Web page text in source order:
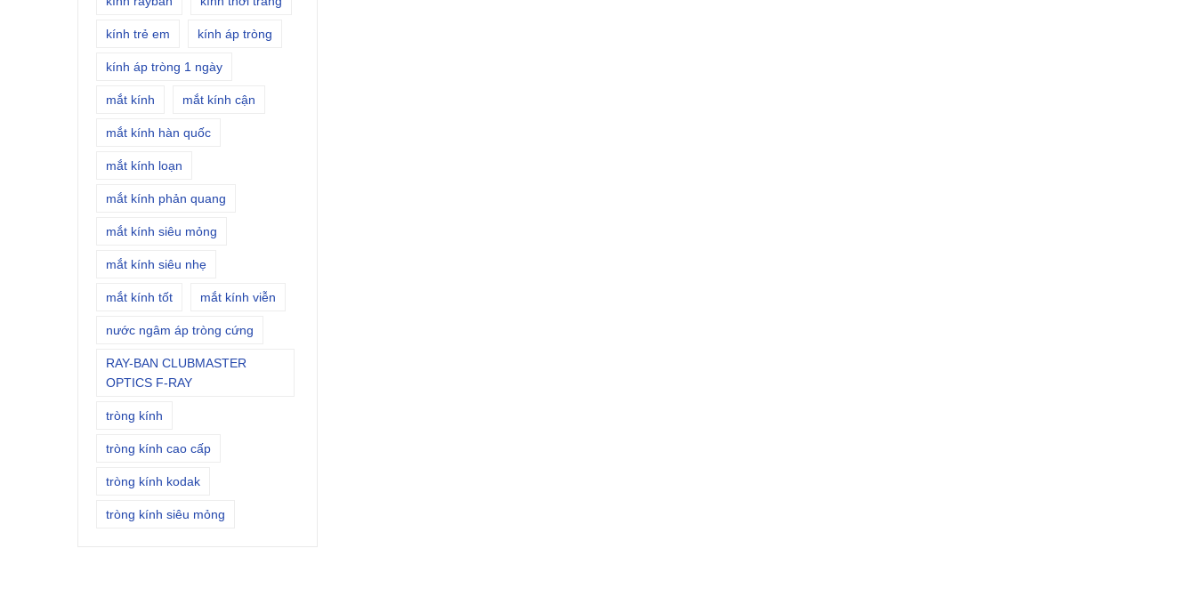
kính trẻ em kính áp tròng
kính áp tròng 1 ngày
mắt kính mắt kính cận
mắt kính hàn quốc
mắt kính loạn
mắt kính phản quang
mắt kính siêu mỏng
mắt kính siêu nhẹ
mắt kính tốt mắt kính viễn
nước ngâm áp tròng cứng
RAY-BAN CLUBMASTER
OPTICS F-RAY
tròng kính
tròng kính cao cấp
tròng kính kodak
tròng kính siêu mỏng